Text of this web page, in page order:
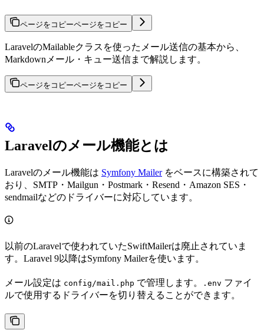
ページをコピーページをコピー
LaravelのMailableクラスを使ったメール送信の基本から、
Markdownメール・キュー送信まで解説します。
ページをコピーページをコピー
Laravelのメール機能とは
Laravelのメール機能は Symfony Mailerをベースに構築されて
おり、SMTP・Mailgun・Postmark・Resend・Amazon SES・
sendmailなどのドライバーに対応しています。
以前のLaravelで使われていたSwiftMailerは廃止されていま
す。Laravel 9以降はSymfony Mailerを使います。
メール設定は config/mail.php で管理します。 .env ファイ
ルで使用するドライバーを切り替えることができます。